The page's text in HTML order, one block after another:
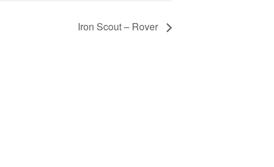
Iron Scout – Rover